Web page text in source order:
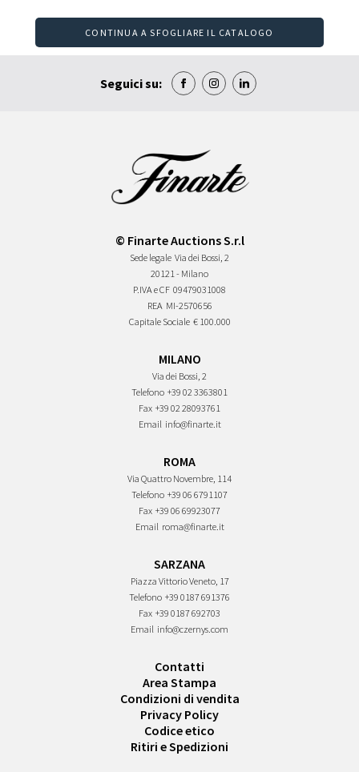
CONTINUA A SFOGLIARE IL CATALOGO
Seguici su:
© Finarte Auctions S.r.l
Sede legale Via dei Bossi, 2
20121 - Milano
P.IVA e CF 09479031008
REA MI-2570656
Capitale Sociale € 100.000
MILANO
Via dei Bossi, 2
Telefono +39 02 3363801
Fax +39 02 28093761
Email info@finarte.it
ROMA
Via Quattro Novembre, 114
Telefono +39 06 6791107
Fax +39 06 69923077
Email roma@finarte.it
SARZANA
Piazza Vittorio Veneto, 17
Telefono +39 0187 691376
Fax +39 0187 692703
Email info@czernys.com
Contatti
Area Stampa
Condizioni di vendita
Privacy Policy
Codice etico
Ritiri e Spedizioni